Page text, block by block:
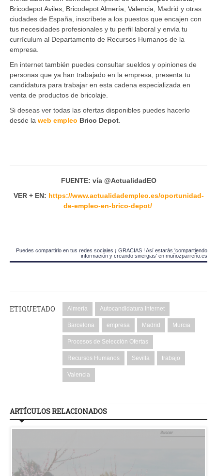
Bricodepot Aviles, Bricodepot Almería, Valencia, Madrid y otras
ciudades de España, inscríbete a los puestos que encajen con
tus necesidades profesionales y tu perfil laboral y envía tu
currículum al Departamento de Recursos Humanos de la
empresa.
En internet también puedes consultar sueldos y opiniones de
personas que ya han trabajado en la empresa, presenta tu
candidatura para trabajar en esta cadena especializada en
venta de productos de bricolaje.
Si deseas ver todas las ofertas disponibles puedes hacerlo
desde la web empleo Brico Depot
FUENTE: vía @ActualidadEO
VER + EN: https://www.actualidadempleo.es/oportunidad-
de-empleo-en-brico-depot/
Puedes compartirlo en tus redes sociales ¡ GRACIAS ! Así estarás 'compartiendo
información y creando sinergias' en muñozparreño.es
ETIQUETADO Almería Autocandidatura Internet
Barcelona empresa Madrid Murcia
Procesos de Selección Ofertas
Recursos Humanos Sevilla trabajo
Valencia
ARTÍCULOS RELACIONADOS